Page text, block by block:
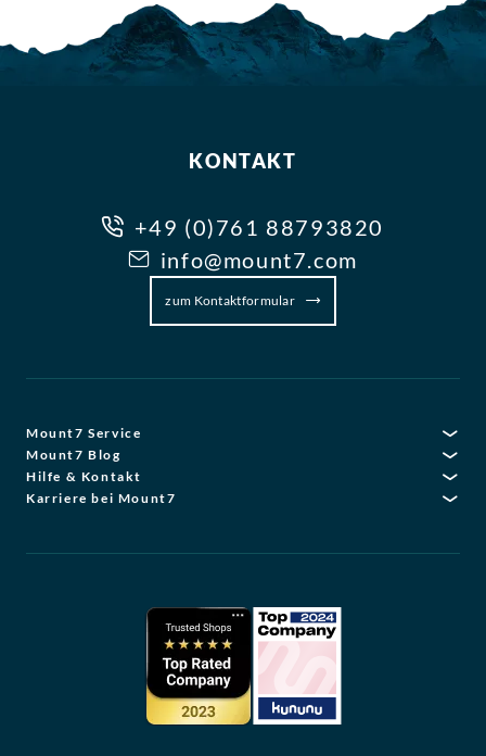
KONTAKT
+49 (0)761 88793820
info@mount7.com
zum Kontaktformular
Mount7 Service
Mount7 Blog
Hilfe & Kontakt
Karriere bei Mount7